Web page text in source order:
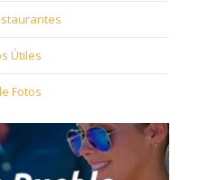
Útiles
Fotos